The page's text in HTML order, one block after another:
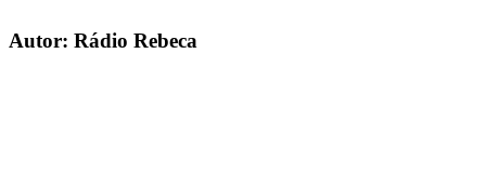
Autor: Rádio Rebeca